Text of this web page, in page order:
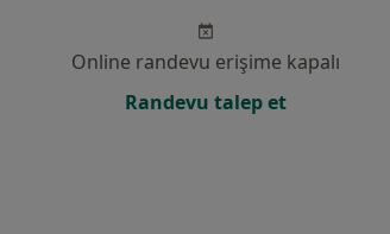
Online randevu erişime kapalı
Randevu talep et